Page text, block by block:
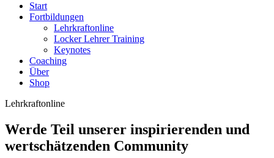
Start
Fortbildungen
Lehrkraftonline
Locker Lehrer Training
Keynotes
Coaching
Über
Shop
Lehrkraftonline
Werde Teil unserer inspirierenden und
wertschätzenden Community